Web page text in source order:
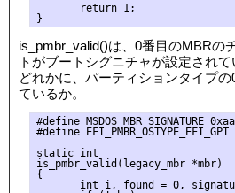
       return 1;
is_pmbr_valid()は、0番目のMBRの
トがブートシグニチャが設定され
どれかに、パーティションタイプ
ているか。
#define MSDOS_MBR_SIGNATURE
#define EFI_PMBR_OSTYPE_EFI_GPT
static int
is_pmbr_valid(legacy_mbr *mbr)
{
int i, found = 0,